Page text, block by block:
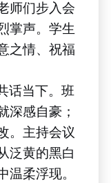
师们步入会
掌声。学生
之情、祝福
话当下。班
深感自豪；
。主持会议
泛黄的黑白
温柔浮现。